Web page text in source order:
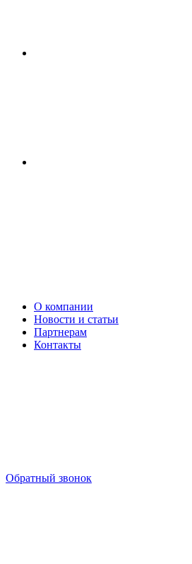
О компании
Новости и статьи
Партнерам
Контакты
Обратный звонок